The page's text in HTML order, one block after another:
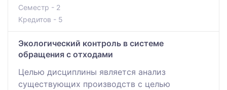
Семестр - 2
Кредитов - 5
Экологический контроль в системе
обращения с отходами
Целью дисциплины является анализ
существующих производств с целью